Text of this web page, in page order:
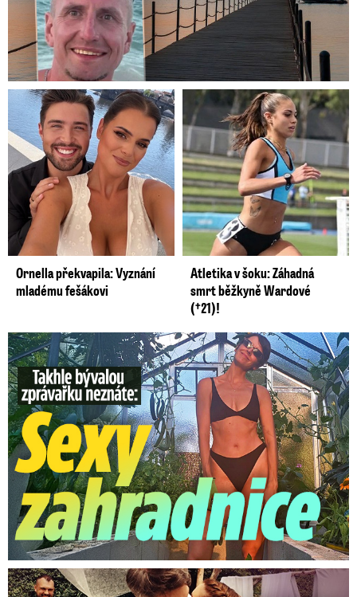
Ornella překvapila: Vyznání
mladému fešákovi
Atletika v šoku: Záhadná
smrt běžkyně Wardové
(†21)!
Takhle slavnou moderátorku neznáte: Lašková pečuje o ...
Krásná hvězda Zlaté labutě a Ulice: Romantická svatba